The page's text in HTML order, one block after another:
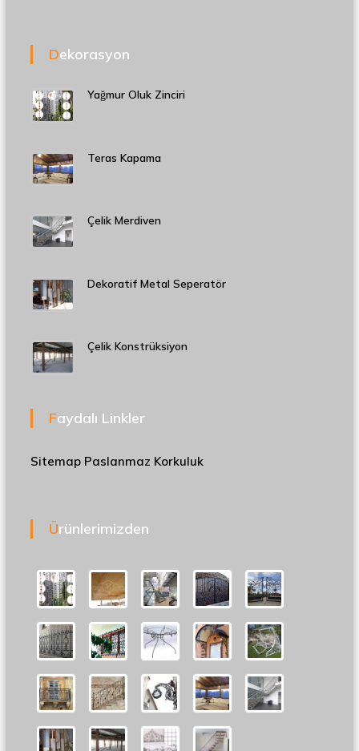
Dekorasyon
Yağmur Oluk Zinciri
Teras Kapama
Çelik Merdiven
Dekoratif Metal Seperatör
Çelik Konstrüksiyon
Faydalı Linkler
Sitemap Paslanmaz Korkuluk
Ürünlerimizden